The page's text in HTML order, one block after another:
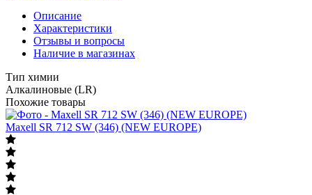
Описание
Характеристики
Отзывы и вопросы
Наличие в магазинах
Тип химии
Алкалиновые (LR)
Похожие товары
Maxell SR 712 SW (346) (NEW EUROPE)